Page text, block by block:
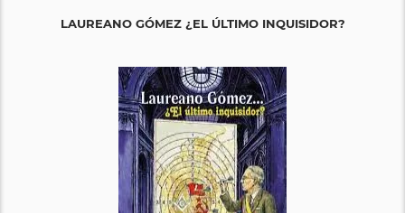
LAUREANO GÓMEZ ¿EL ÚLTIMO INQUISIDOR?